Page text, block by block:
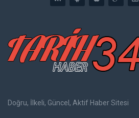
Doğru, İlkeli, Güncel, Aktif Haber Sitesi